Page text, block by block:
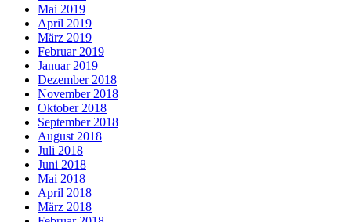
Mai 2019
April 2019
März 2019
Februar 2019
Januar 2019
Dezember 2018
November 2018
Oktober 2018
September 2018
August 2018
Juli 2018
Juni 2018
Mai 2018
April 2018
März 2018